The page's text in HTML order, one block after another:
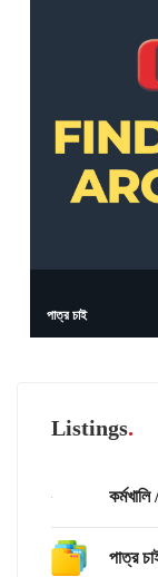
পাত্র চাই
Listings
কর্মখালি
পাত্র